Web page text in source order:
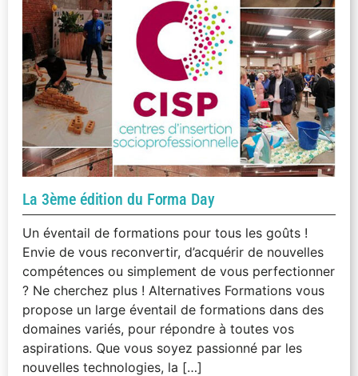
La 3ème édition du Forma Day
Un éventail de formations pour tous les goûts !
Envie de vous reconvertir, d’acquérir de nouvelles
compétences ou simplement de vous perfectionner
? Ne cherchez plus ! Alternatives Formations vous
propose un large éventail de formations dans des
domaines variés, pour répondre à toutes vos
aspirations. Que vous soyez passionné par les
nouvelles technologies, la […]